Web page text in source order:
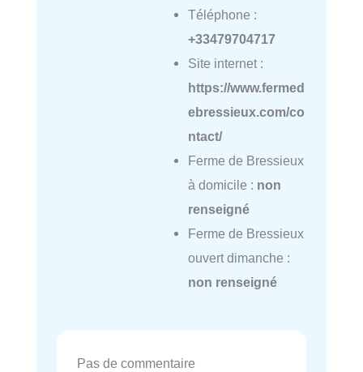
Téléphone :
+33479704717
Site internet :
https://www.fermed
ebressieux.com/co
ntact/
Ferme de Bressieux
à domicile : non
renseigné
Ferme de Bressieux
ouvert dimanche :
non renseigné
Pas de commentaire